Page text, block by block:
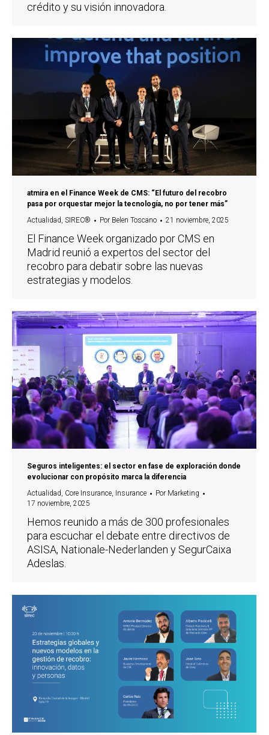
crédito y su visión innovadora.
atmira en el Finance Week de CMS: “El futuro del recobro
pasa por orquestar mejor la tecnología, no por tener más”
Actualidad, SIREC® Por Belen Toscano 21 noviembre, 2025
El Finance Week organizado por CMS en
Madrid reunió a expertos del sector del
recobro para debatir sobre las nuevas
estrategias y modelos.
Seguros inteligentes: el sector en fase de exploración donde
evolucionar con propósito marca la diferencia
Actualidad, Core Insurance, Insurance Por Marketing
17 noviembre, 2025
Hemos reunido a más de 300 profesionales
para escuchar el debate entre directivos de
ASISA, Nationale-Nederlanden y SegurCaixa
Adeslas.